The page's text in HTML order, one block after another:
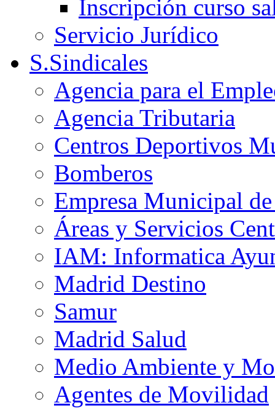
Inscripción curso
Servicio Jurídico
S.Sindicales
Agencia para el
Agencia Tributaria
Centros Deportivos
Bomberos
Empresa Municipal
Áreas y Servicios
IAM: Informatica
Madrid Destino
Samur
Madrid Salud
Medio Ambiente y
Agentes de Movilidad